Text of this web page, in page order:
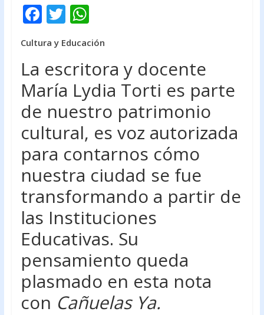
F
e
b
o
o
k
T
w
itt
er
W
h
at
s
A
p
p
Cultura y Educación
La escritora y docente
María Lydia Torti es parte
de nuestro patrimonio
cultural, es voz autorizada
para contarnos cómo
nuestra ciudad se fue
transformando a partir de
las Instituciones
Educativas. Su
pensamiento queda
plasmado en esta nota
con Cañuelas Ya.